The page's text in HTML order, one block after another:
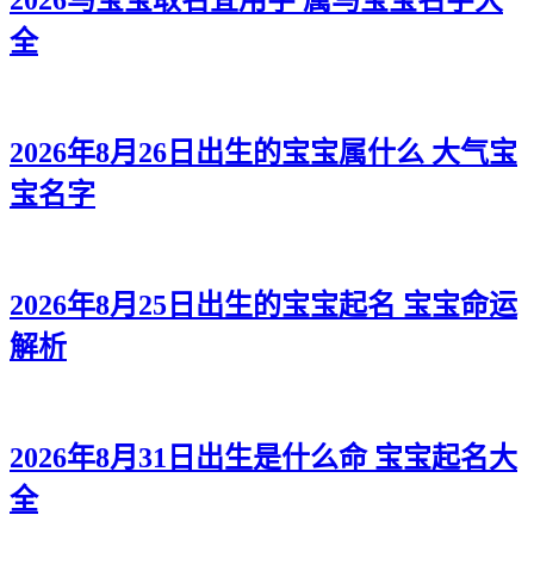
全
2026年8月26日出生的宝宝属什么 大气宝
宝名字
2026年8月25日出生的宝宝起名 宝宝命运
解析
2026年8月31日出生是什么命 宝宝起名大
全